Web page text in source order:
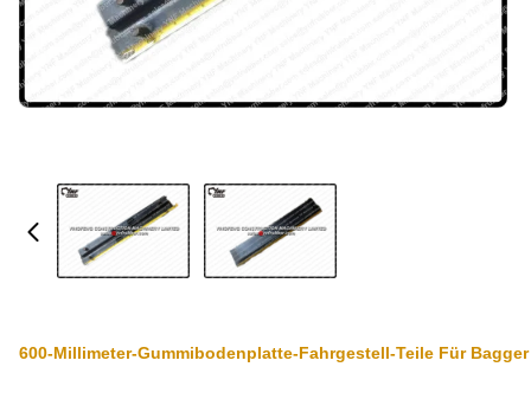
600-Millimeter-Gummibodenplatte-Fahrgestell-Teile Für Bagger